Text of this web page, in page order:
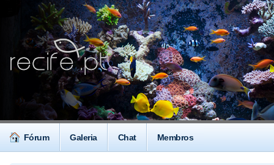
Fórum Galeria Chat Membros